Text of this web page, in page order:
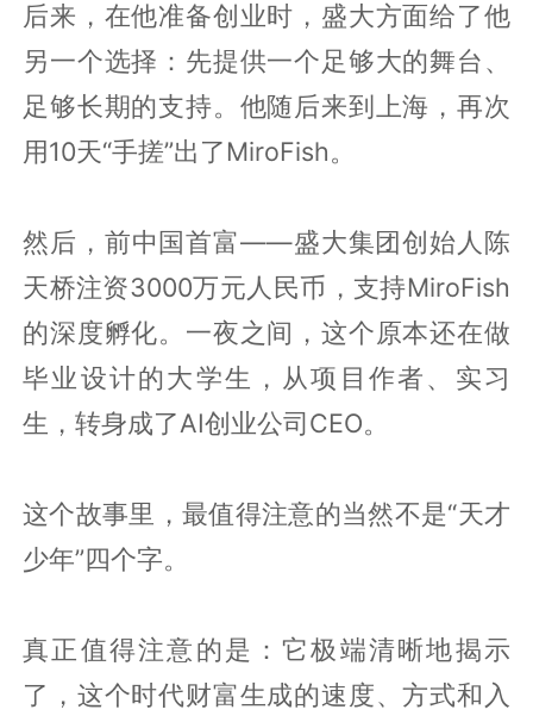
后来，在他准备创业时，盛大方面给了他
另一个选择：先提供一个足够大的舞台、
足够长期的支持。他随后来到上海，再次
用10天“手搓”出了MiroFish。
然后，前中国首富——盛大集团创始人陈
天桥注资3000万元人民币，支持MiroFish
的深度孵化。一夜之间，这个原本还在做
毕业设计的大学生，从项目作者、实习
生，转身成了AI创业公司CEO。
这个故事里，最值得注意的当然不是“天才
少年”四个字。
真正值得注意的是：它极端清晰地揭示
了，这个时代财富生成的速度、方式和入